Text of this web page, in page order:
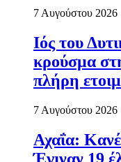
7 Αυγούστου 2026
Ιός του
κρούσμα
πλήρη
7 Αυγούστου 2026
Αχαΐα:
Έγιναν 19